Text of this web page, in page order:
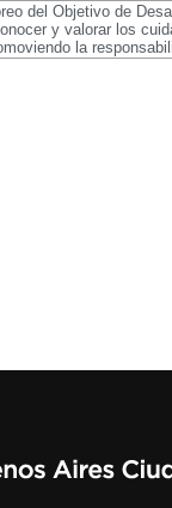
del Objetivo de
y valorar los
la